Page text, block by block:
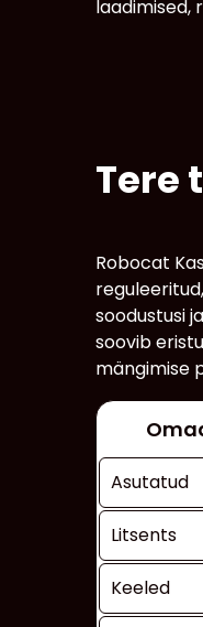
laadimised,
Tere
Robocat
soodustusi
soovib
mängimise
Asutatud
Litsents
Keeled